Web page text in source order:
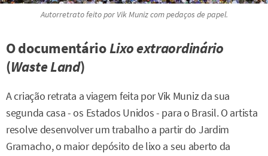
Autorretrato feito por Vik Muniz com pedaços de papel.
O documentárioLixo extraordinário
(Waste Land)
A criação retrata a viagem feita por Vik Muniz da sua
segunda casa - os Estados Unidos - para o Brasil. O artista
resolve desenvolver um trabalho a partir do Jardim
Gramacho, o maior depósito de lixo a seu aberto da